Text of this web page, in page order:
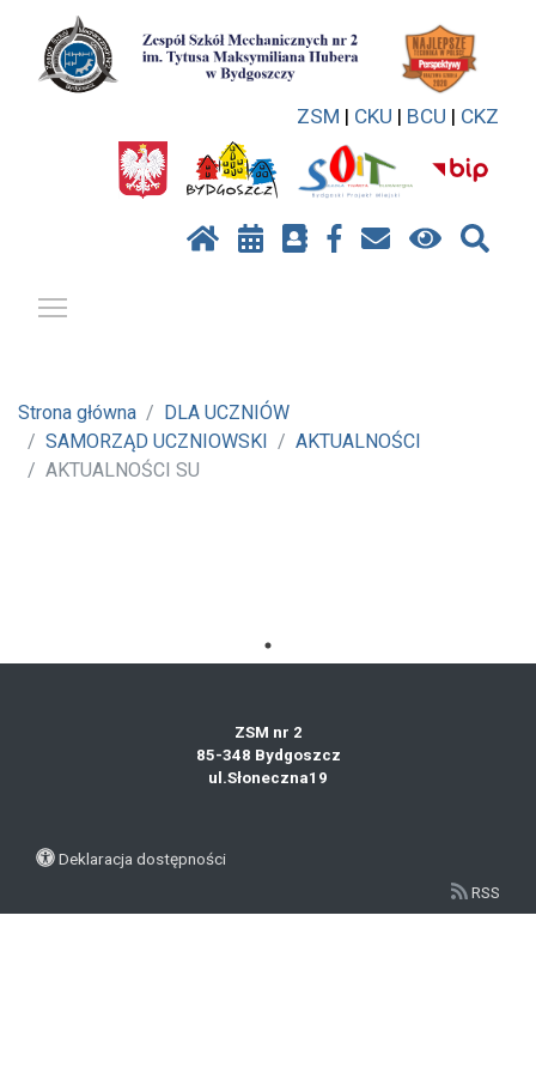
ZSM | CKU | BCU | CKZ
Strona główna
DLA UCZNIÓW
SAMORZĄD UCZNIOWSKI
AKTUALNOŚCI
AKTUALNOŚCI SU
ZSM nr 2
85-348 Bydgoszcz
ul.Słoneczna19
Deklaracja dostępności
RSS